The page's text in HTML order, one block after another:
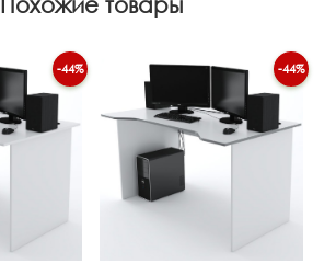
-44% -44%